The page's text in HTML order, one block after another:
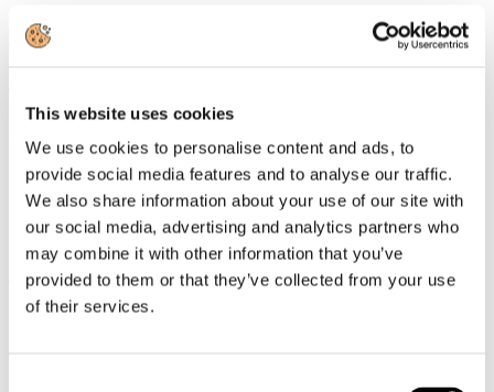
This website uses cookies
We use cookies to personalise content and ads, to
provide social media features and to analyse our traffic.
We also share information about your use of our site with
our social media, advertising and analytics partners who
may combine it with other information that you’ve
provided to them or that they’ve collected from your use
of their services.
Lavoro e retribuzioni nelle grandi imprese - ottobre 2013
Comunicato Stampa Istat
Gennaio
2014
Astoi
ASTOI NewsOnLine - Periodo dal 23 dicembre 2013 al 3 gennaio
2014
Leggi tutto...
23